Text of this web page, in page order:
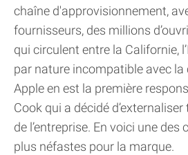
chaîne d'approvisionnement,
fournisseurs, des millions
qui circulent entre la Californie,
par nature incompatible avec la
Apple en est la première
Cook qui a décidé
de l’entreprise. En voici une des
plus néfastes pour la marque.